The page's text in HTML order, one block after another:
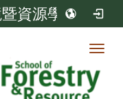
資源學系